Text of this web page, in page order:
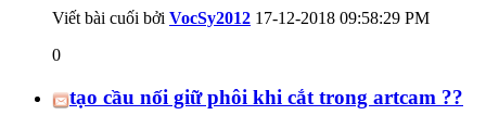
Viết bài cuối bởi VocSy2012 17-12-2018 09:58:29 PM
0
tạo cầu nối giữ phôi khi cắt trong artcam ??